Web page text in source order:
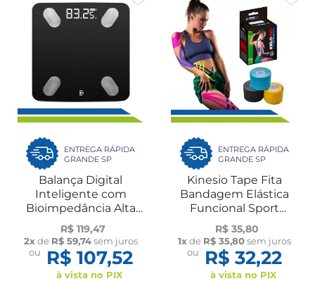
ENTREGA RÁPIDA
GRANDE SP
Balança Digital
Inteligente com
Bioimpedância Alta
Precisão Análise
Corporal Saúde Fitness
até 180kg
R$ 119,47
2xde R$ 59,74sem juros
ou
R$ 107,52
à vista no PIX
ENTREGA RÁPIDA
GRANDE SP
Kinesio Tape Fita
Bandagem Elástica
Funcional Sport
Adesiva 5cmx5m Pós-
Operatório Fisio
Gestante Kelogel
R$ 35,80
1xde R$ 35,80sem juros
ou
R$ 32,22
à vista no PIX